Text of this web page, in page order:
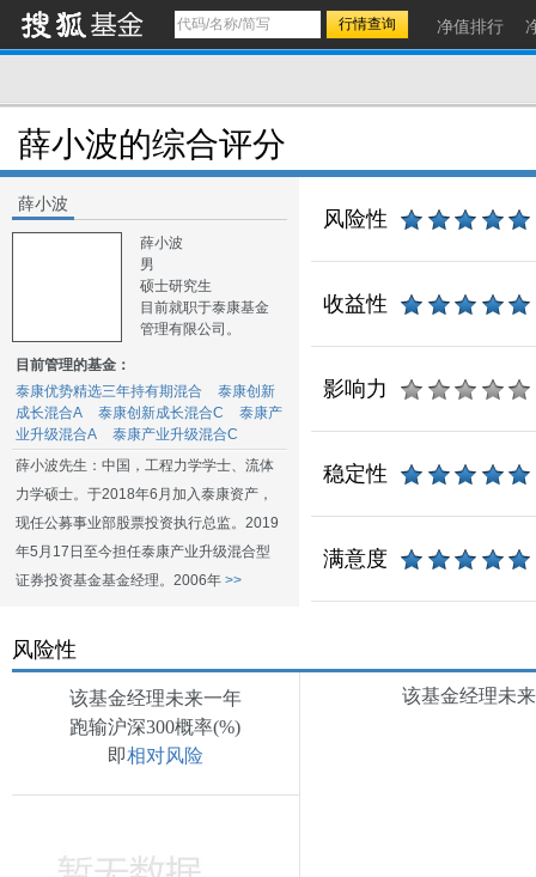
净值排行
薛小波的综合评分
薛小波
薛小波
男
硕士研究生
目前就职于泰康基金
管理有限公司。
目前管理的基金：
泰康优势精选三年持有期混合
泰康创新
成长混合A
泰康创新成长混合C
泰康产
业升级混合A
泰康产业升级混合C
薛小波先生：中国，工程力学学士、流体
力学硕士。于2018年6月加入泰康资产，
现任公募事业部股票投资执行总监。2019
年5月17日至今担任泰康产业升级混合型
证券投资基金基金经理。2006年 >>
风险性
收益性
影响力
稳定性
满意度
风险性
该基金经理未来一年
跑输沪深300概率(%)
即相对风险
该基金经理未